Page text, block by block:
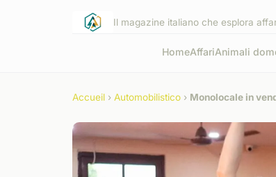
Il magazine italiano che esplora
HomeAffariAnimali
Accueil › Automobilistico › Monolocale in